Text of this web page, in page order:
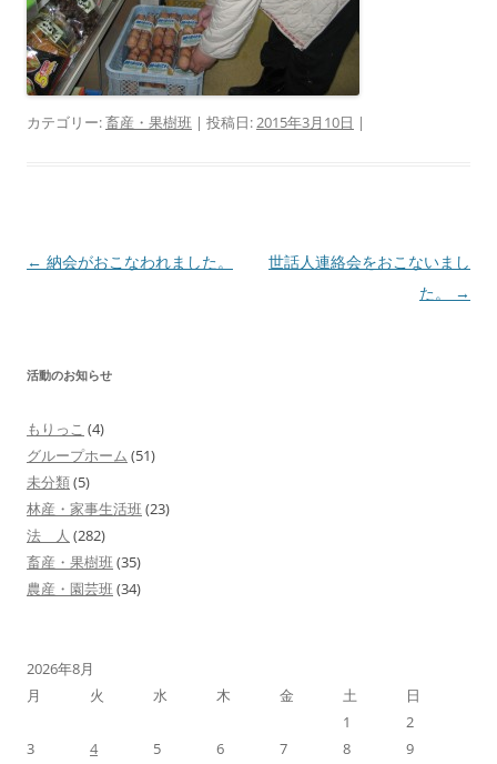
カテゴリー:畜産・果樹班 | 投稿日:2015年3月10日 |
投
ゲ
シ
ョ
ン
← 納会がおこなわれました。
世話人連絡会をおこないまし
た。
→
活動のお知らせ
もりっこ (4)
グループホーム (51)
未分類(5)
林産・家事生活班(23)
法 人 (282)
畜産・果樹班(35)
農産・園芸班(34)
2026年8月
月
火 水 木 金 土
日
1
2
3
4 5 6 7 8 9